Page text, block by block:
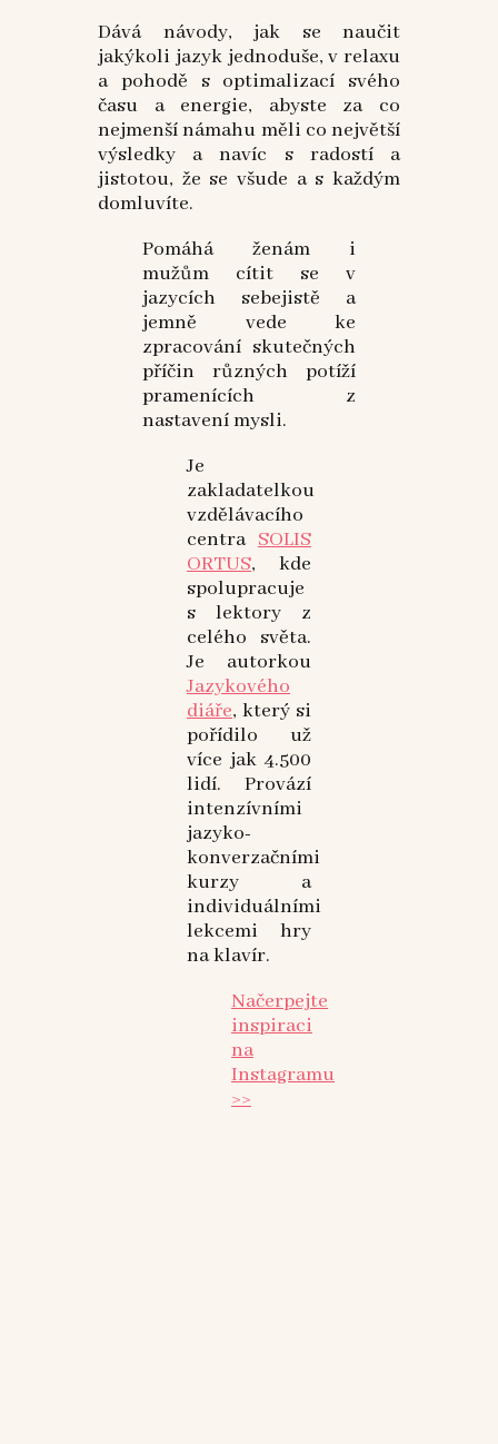
Dává návody, jak se naučit
jakýkoli jazyk jednoduše, v relaxu
a pohodě s optimalizací svého
času a energie, abyste za co
nejmenší námahu měli co největší
výsledky a navíc s radostí a
jistotou, že se všude a s každým
domluvíte.
Pomáhá ženám i
mužům cítit se v
jazycích sebejistě a
jemně vede ke
zpracování skutečných
příčin různých potíží
pramenících z
nastavení mysli.
Je
zakladatelkou
vzdělávacího
centra SOLIS
ORTUS, kde
spolupracuje
s lektory z
celého světa.
Je autorkou
Jazykového
diáře, který si
pořídilo už
více jak 4.500
lidí. Provází
intenzívními
jazyko-
konverzačními
kurzy a
individuálními
lekcemi hry
na klavír.
Načerpejte
inspiraci
na
Instagramu
>>